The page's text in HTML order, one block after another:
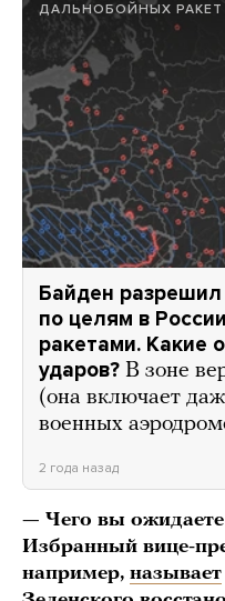
ДАЛЬНОБОЙНЫХ РАКЕТ
Байден разрешил
по целям в
ракетами. Какие
ударов? В зоне
(она включает
военных
2 года назад
— Чего вы
Избранный вице-
например, называет